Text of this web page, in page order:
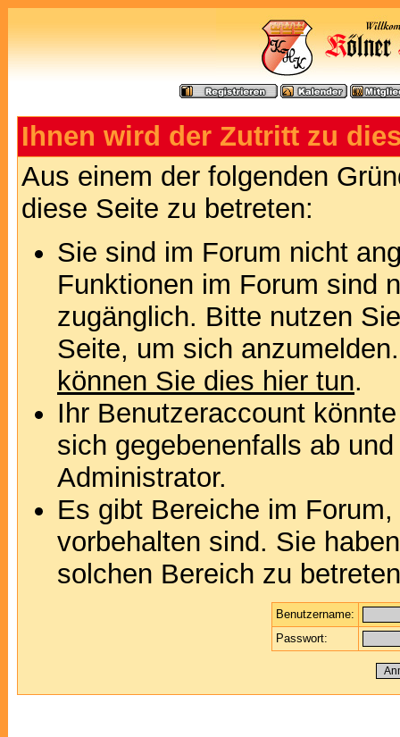
Ihnen wird der Zutritt zu
Aus einem der folgenden
diese Seite zu betreten:
Sie sind im Forum nicht
Funktionen im Forum sind
zugänglich. Bitte nutzen
Seite, um sich
können Sie dies hier tun.
Ihr Benutzeraccount
sich gegebenenfalls ab
Administrator.
Es gibt Bereiche im
vorbehalten sind. Sie
solchen Bereich zu
Benutzername:
Passwort: